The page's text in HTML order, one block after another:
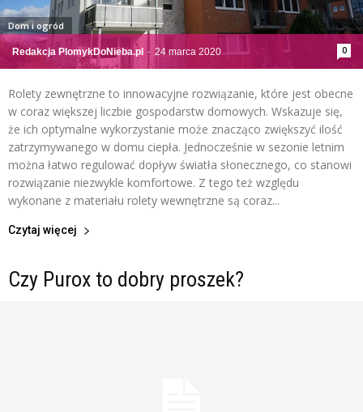
Redakcja PlomykDoNieba.pl - 24 marca 2020 0
Dom i ogród
Rolety zewnętrzne to innowacyjne rozwiązanie, które jest obecne
w coraz większej liczbie gospodarstw domowych. Wskazuje się,
że ich optymalne wykorzystanie może znacząco zwiększyć ilość
zatrzymywanego w domu ciepła. Jednocześnie w sezonie letnim
można łatwo regulować dopływ światła słonecznego, co stanowi
rozwiązanie niezwykle komfortowe. Z tego też względu
wykonane z materiału rolety wewnętrzne są coraz...
Czytaj więcej
Czy Purox to dobry proszek?